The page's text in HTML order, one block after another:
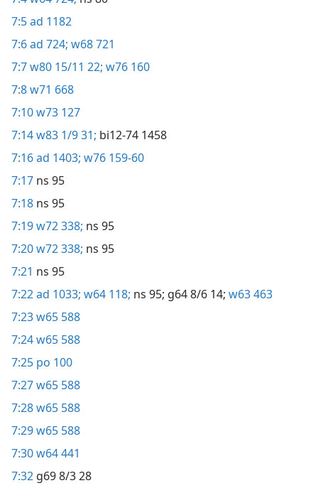
7:5ad 1182
7:6ad 724; w68 721
7:7w80 15/11 22; w76 160
7:8w71 668
7:10w73 127
7:14w83 1/9 31; bi12-74 1458
7:16ad 1403; w76 159-60
7:17 ns 95
7:18 ns 95
7:19w72 338; ns 95
7:20w72 338; ns 95
7:21 ns 95
7:22ad 1033; w64 118; ns 95; g64 8/6 14; w63 463
7:23w65 588
7:24w65 588
7:25 po 100
7:27w65 588
7:28w65 588
7:29w65 588
7:30w64 441
7:32 g69 8/3 28